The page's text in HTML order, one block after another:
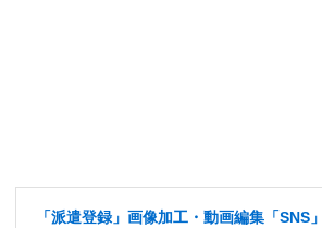
「派遣登録」画像加工・動画編集「SNS